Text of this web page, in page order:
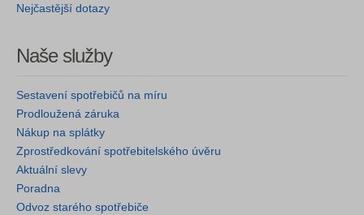
Nejčastější dotazy
Naše služby
Sestavení spotřebičů na míru
Prodloužená záruka
Nákup na splátky
Zprostředkování spotřebitelského úvěru
Aktuální slevy
Poradna
Odvoz starého spotřebiče